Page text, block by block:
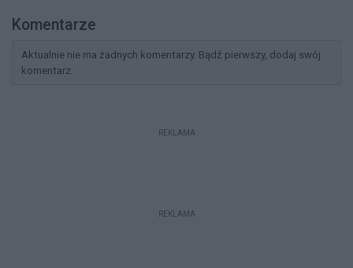
Komentarze
Aktualnie nie ma żadnych komentarzy. Bądź pierwszy, dodaj swój
komentarz.
REKLAMA
REKLAMA